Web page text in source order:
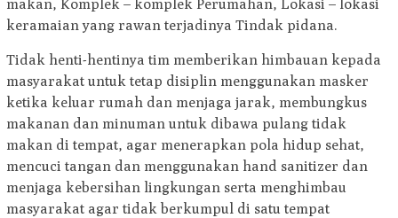
makan, Komplek – komplek Perumahan, Lokasi – lokasi
keramaian yang rawan terjadinya Tindak pidana.
Tidak henti-hentinya tim memberikan himbauan kepada
masyarakat untuk tetap disiplin menggunakan masker
ketika keluar rumah dan menjaga jarak, membungkus
makanan dan minuman untuk dibawa pulang tidak
makan di tempat, agar menerapkan pola hidup sehat,
mencuci tangan dan menggunakan hand sanitizer dan
menjaga kebersihan lingkungan serta menghimbau
masyarakat agar tidak berkumpul di satu tempat